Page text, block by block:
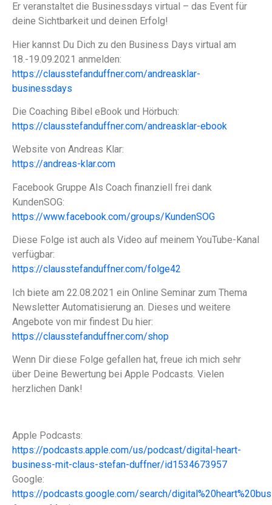
Er veranstaltet die Businessdays virtual – das Event für
deine Sichtbarkeit und deinen Erfolg!
Hier kannst Du Dich zu den Business Days virtual am
18.-19.09.2021 anmelden:
https://clausstefanduffner.com/andreasklar-
businessdays
Die Coaching Bibel eBook und Hörbuch:
https://clausstefanduffner.com/andreasklar-ebook
Website von Andreas Klar:
https://andreas-klar.com
Facebook Gruppe Als Coach finanziell frei dank
KundenSOG:
https://www.facebook.com/groups/KundenSOG
Diese Folge ist auch als Video auf meinem YouTube-Kanal
verfügbar:
https://clausstefanduffner.com/folge42
Ich biete am 22.08.2021 ein Online Seminar zum Thema
Newsletter Automatisierung an. Dieses und weitere
Angebote von mir findest Du hier:
https://clausstefanduffner.com/shop
Wenn Dir diese Folge gefallen hat, freue ich mich sehr
über Deine Bewertung bei Apple Podcasts. Vielen
herzlichen Dank!
Apple Podcasts:
https://podcasts.apple.com/us/podcast/digital-heart-
business-mit-claus-stefan-duffner/id1534673957
Google:
https://podcasts.google.com/search/